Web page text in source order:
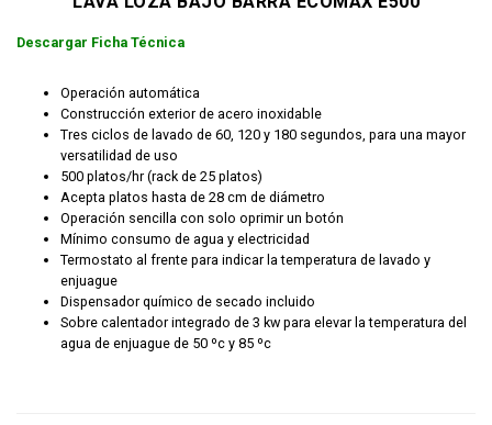
Descargar Ficha Técnica
Operación automática
Construcción exterior de acero inoxidable
Tres ciclos de lavado de 60, 120 y 180 segundos, para una mayor
versatilidad de uso
500 platos/hr (rack de 25 platos)
Acepta platos hasta de 28 cm de diámetro
Operación sencilla con solo oprimir un botón
Mínimo consumo de agua y electricidad
Termostato al frente para indicar la temperatura de lavado y
enjuague
Dispensador químico de secado incluido
Sobre calentador integrado de 3 kw para elevar la temperatura del
agua de enjuague de 50 ºc y 85 ºc